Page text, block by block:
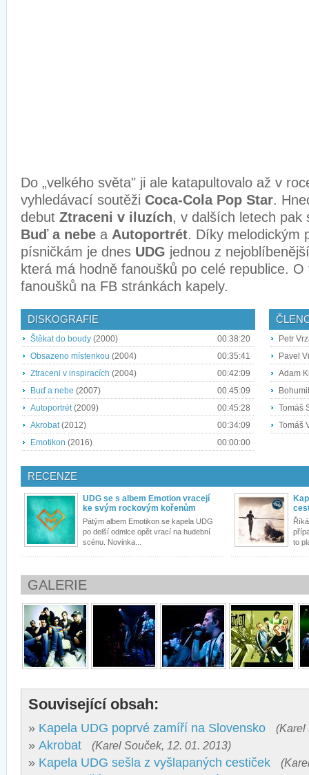
Do „velkého světa" ji ale katapultovalo až v
vyhledávací soutěži Coca-Cola Pop Star.
debut Ztraceni v iluzích, v dalších letech pak
Buď a nebe a Autoportrét. Díky melodickým
písničkám je dnes UDG jednou z
která má hodně fanoušků po celé republice.
fanoušků na FB stránkách kapely.
DISKOGRAFIE
Štěkat do boudy (2000)
00:38:20
Obsazeno místenkou (2004)
00:35:41
Ztraceni v inspiracích (2004)
00:42:09
Buď a nebe (2007)
00:45:09
Autoportrét(2009)
00:45:28
Akrobat(2012)
00:34:09
Emotikon (2016) 00:00:00
Petr
Pavel
Adam
Tomáš
Tomáš
RECENZE
UDG se s albem Emotion vracejí
ke svým rockovým kořenům
Pátým albem Emotikon se kapela UDG
po delší odmlce opět vrací na hudební
scénu. Novinka...
to
GALERIE
Související obsah:
» Kapela UDG poprvé zamíří na Slovensko (Karel
» Akrobat (Karel Souček, 12. 01. 2013)
» Kapela UDG sešla z vyšlapaných cestiček